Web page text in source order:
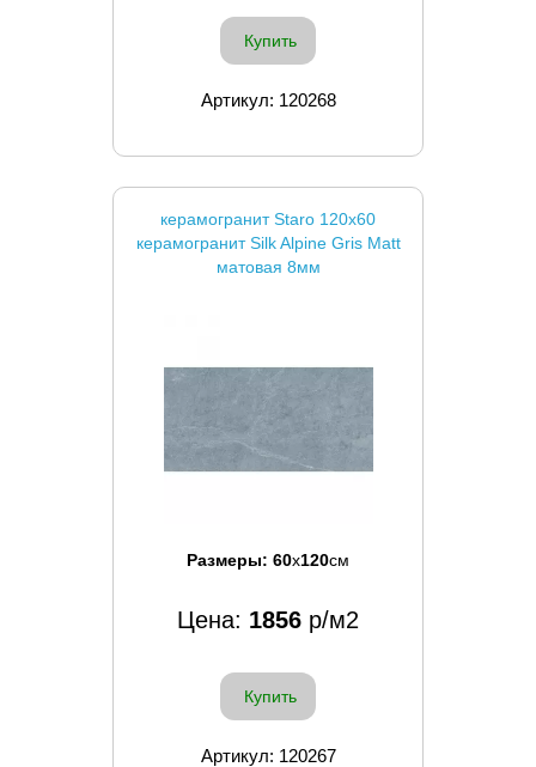
Купить
Артикул: 120268
керамогранит Staro 120x60
керамогранит Silk Alpine Gris Matt
матовая 8мм
Размеры: 60x120см
Цена: 1856 р/м2
Купить
Артикул: 120267